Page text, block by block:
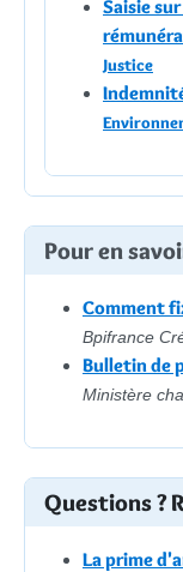
Saisie
Justice
Pour en
Comment
Bpifrance
Bulletin de
Ministère
Questions ?
La prime